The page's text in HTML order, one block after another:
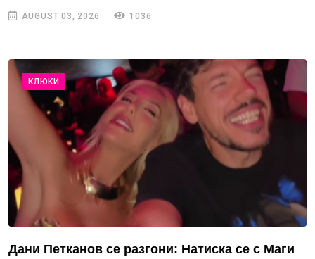
AUGUST 03, 2026 1036
КЛЮКИ
Дани Петканов се разгони: Натиска се с Маги